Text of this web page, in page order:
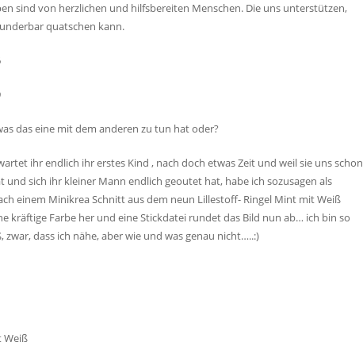
sind von herzlichen und hilfsbereiten Menschen. Die uns unterstützen,
quatschen kann.
das eine mit dem anderen zu tun hat oder?
ihr endlich ihr erstes Kind , nach doch etwas Zeit und weil sie uns schon
und sich ihr kleiner Mann endlich geoutet hat, habe ich sozusagen als
einem Minikrea Schnitt aus dem neun Lillestoff- Ringel Mint mit Weiß
kräftige Farbe her und eine Stickdatei rundet das Bild nun ab… ich bin so
zwar, dass ich nähe, aber wie und was genau nicht…..:)
Weiß